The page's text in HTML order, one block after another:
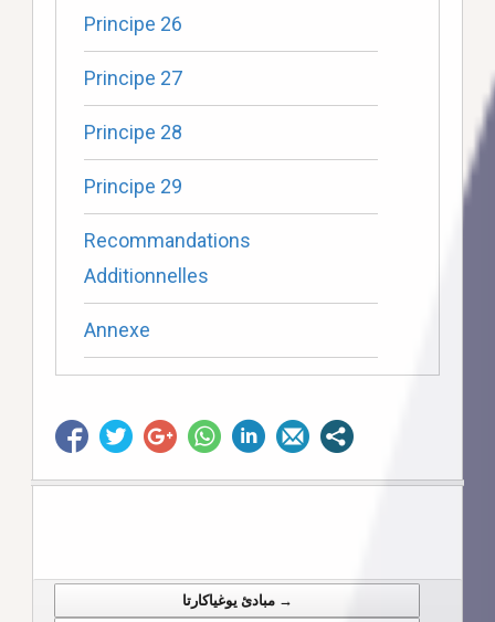
Principe 26
Principe 27
Principe 28
Principe 29
Recommandations
Additionnelles
Annexe
Post navigation مبادئ يوغياكارتا →